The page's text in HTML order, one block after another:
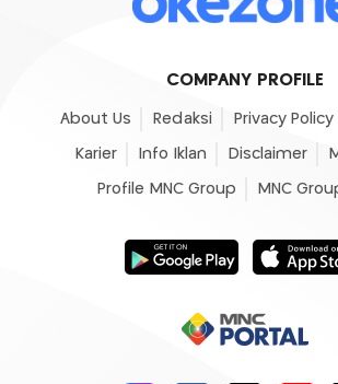
COMPANY PROFILE
About Us Redaksi Privacy Policy
Karier Info Iklan Disclaimer
Profile MNC Group MNC